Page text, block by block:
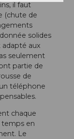
il faut
(chute de
solides
aux
seulement
partie de
de
téléphone
chaque
temps en
Le